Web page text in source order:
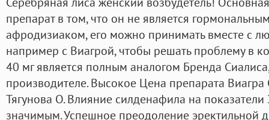
препарат в том, что он не является
афродизиаком, его можно принимать вместе с
например с Виагрой, чтобы решать проблему в
40 мг является полным аналогом Бренда
производителе. Высокое Цена препарата
Тягунова О. Влияние силденафила на
значимым. Успешное преодоление эректильной